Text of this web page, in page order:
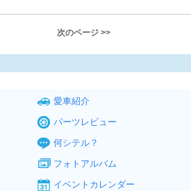
次のページ >>
愛車紹介
パーツレビュー
何シテル？
フォトアルバム
イベントカレンダー